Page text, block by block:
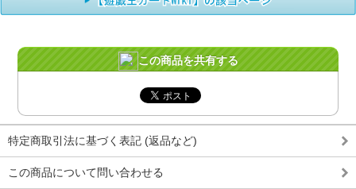
この商品を共有する
特定商取引法に基づく表記 (返品など)
この商品について問い合わせる